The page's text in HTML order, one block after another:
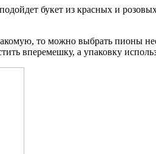
букет из красных и
то можно выбрать пионы
вперемешку, а упаковку